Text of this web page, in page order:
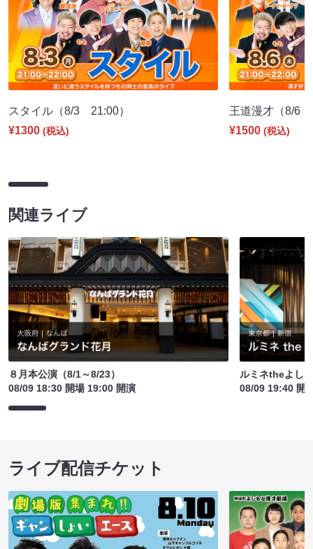
スタイル（8/3 21:00）
¥1300 (税込)
王道漫才（8/6
¥1500 (税込)
関連ライブ
８月本公演（8/1～8/23）
08/09 18:30 開場 19:00 開演
ルミネtheよし
08/09 19:40 開
ライブ配信チケット